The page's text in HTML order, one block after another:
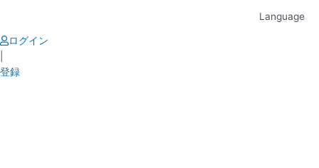
content
Language
ログイン
登録